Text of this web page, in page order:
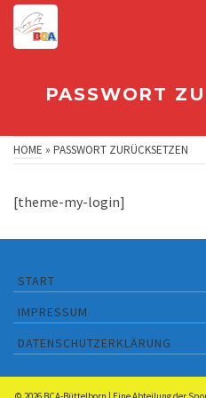
PASSWORT
HOME » PASSWORT ZURÜCKSETZEN
[theme-my-login]
START
IMPRESSUM
DATENSCHUTZERKLÄRUNG